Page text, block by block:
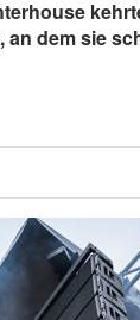
an dem sie